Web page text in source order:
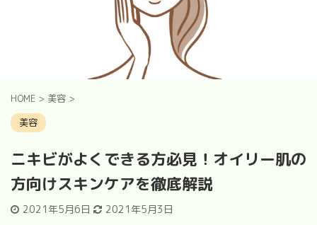
HOME > 美容 >
美容
ニキビがよくできる方必見！オイリー肌の
方向けスキンケアを徹底解説
2021年5月6日 2021年5月3日